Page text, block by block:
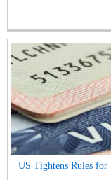
US Tightens Rules for